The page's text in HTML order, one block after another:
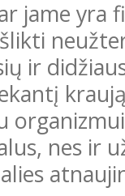
jame
ir
nes ir